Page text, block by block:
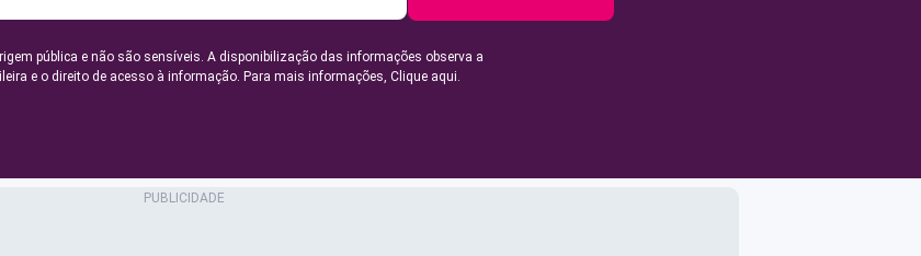
pública e não são sensíveis. A disponibilização das informações observa a
e o direito de acesso à informação. Para mais informações, Clique aqui.